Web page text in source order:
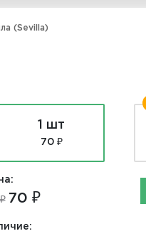
(Sevilla)
1 шт
70 ₽
70 ₽